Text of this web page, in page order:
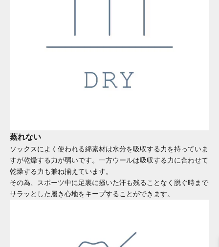
蒸れない
ソックスによく使われる綿素材は水分を吸収する力を持っていま
すが乾燥する力が弱いです。一方ウールは吸収する力に合わせて
乾燥する力も兼ね揃えています。
その為、スポーツ中に足裏に掻いた汗も残ることなく脱ぐ時まで
サラッとした履き心地をキープすることができます。